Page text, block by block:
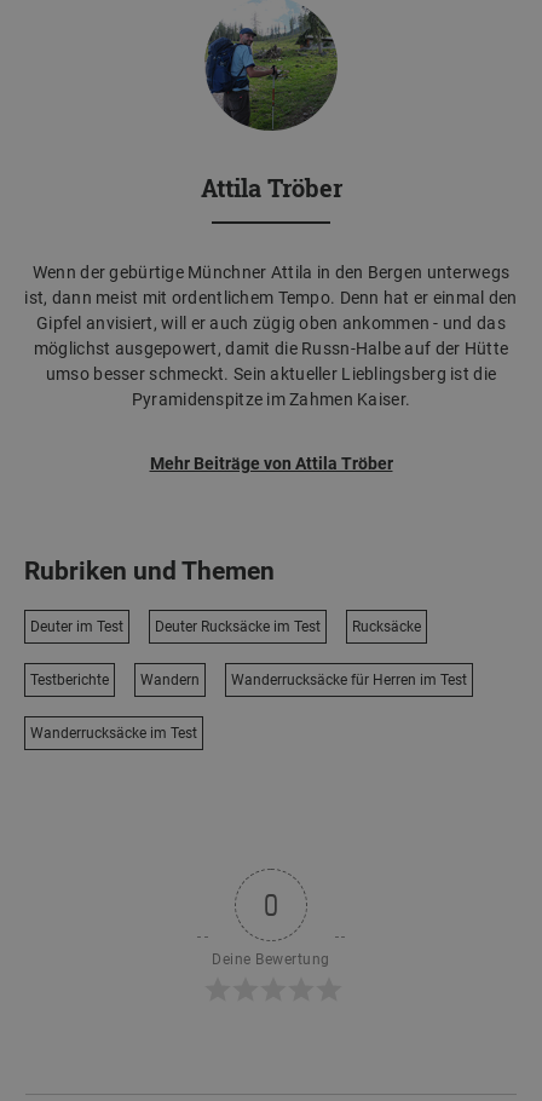
Attila Tröber
Wenn der gebürtige Münchner Attila in den Bergen unterwegs
ist, dann meist mit ordentlichem Tempo. Denn hat er einmal den
Gipfel anvisiert, will er auch zügig oben ankommen - und das
möglichst ausgepowert, damit die Russn-Halbe auf der Hütte
umso besser schmeckt. Sein aktueller Lieblingsberg ist die
Pyramidenspitze im Zahmen Kaiser.
Mehr Beiträge von Attila Tröber
Rubriken und Themen
Deuter im Test Deuter Rucksäcke im Test Rucksäcke
Testberichte Wandern Wanderrucksäcke für Herren im Test
Wanderrucksäcke im Test
0
Deine Bewertung